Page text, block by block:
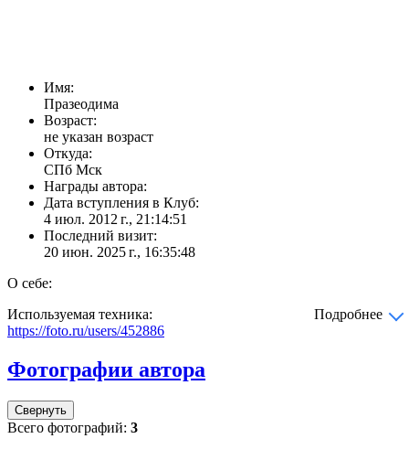
Имя:
Празеодима
Возраст:
не указан возраст
Откуда:
СПб Мск
Награды автора:
Дата вступления в Клуб:
4 июл. 2012 г., 21:14:51
Последний визит:
20 июн. 2025 г., 16:35:48
О себе:
Используемая техника:
Подробнее
https://foto.ru/users/452886
Фотографии автора
Свернуть
Всего фотографий: 3